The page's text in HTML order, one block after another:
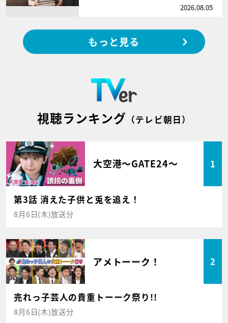
2026.08.05
もっと見る
視聴ランキング （テレビ朝日）
大空港～GATE24～ 1
第3話 消えた子供と兎を追え！
8月6日(木)放送分
アメトーーク！ 2
売れっ子芸人の貴重トーーク祭り!!
8月6日(木)放送分